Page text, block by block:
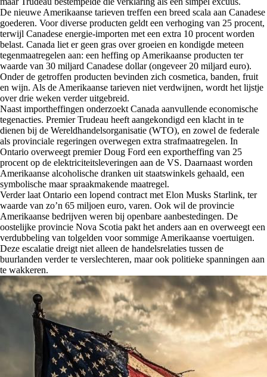
De nieuwe Amerikaanse tarieven treffen een breed scala aan Canadese
goederen. Voor diverse producten geldt een verhoging van 25 procent,
terwijl Canadese energie-importen met een extra 10 procent worden
belast. Canada liet er geen gras over groeien en kondigde meteen
tegenmaatregelen aan: een heffing op Amerikaanse producten ter
waarde van 30 miljard Canadese dollar (ongeveer 20 miljard euro).
Onder de getroffen producten bevinden zich cosmetica, banden, fruit
en wijn. Als de Amerikaanse tarieven niet verdwijnen, wordt het lijstje
over drie weken verder uitgebreid.
Naast importheffingen onderzoekt Canada aanvullende economische
tegenacties. Premier Trudeau heeft aangekondigd een klacht in te
dienen bij de Wereldhandelsorganisatie (WTO), en zowel de federale
als provinciale regeringen overwegen extra strafmaatregelen. In
Ontario overweegt premier Doug Ford een exportheffing van 25
procent op de elektriciteitsleveringen aan de VS. Daarnaast worden
Amerikaanse alcoholische dranken uit staatswinkels gehaald, een
symbolische maar spraakmakende maatregel.
Verder laat Ontario een lopend contract met Elon Musks Starlink, ter
waarde van zo’n 65 miljoen euro, varen. Ook wil de provincie
Amerikaanse bedrijven weren bij openbare aanbestedingen. De
oostelijke provincie Nova Scotia pakt het anders aan en overweegt een
verdubbeling van tolgelden voor sommige Amerikaanse voertuigen.
Deze escalatie dreigt niet alleen de handelsrelaties tussen de
buurlanden verder te verslechteren, maar ook politieke spanningen aan
te wakkeren.